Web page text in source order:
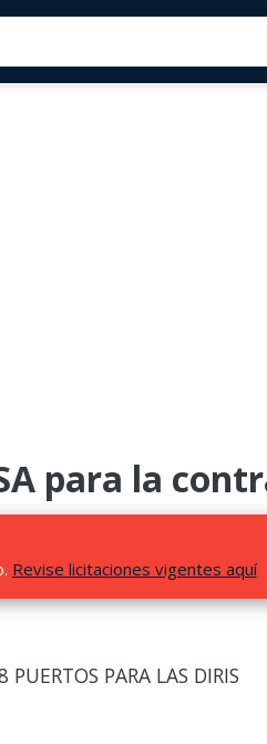
para la
Revise licitaciones vigentes aquí
PARA LAS DIRIS